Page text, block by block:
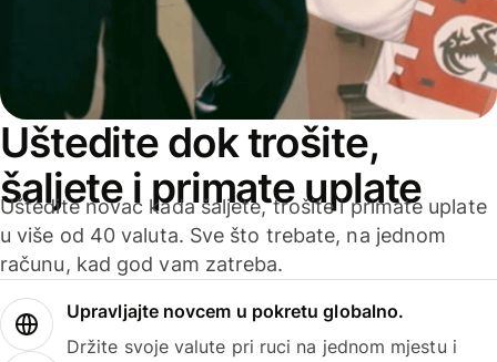
Uštedite dok trošite,
šaljete i primate uplate
Uštedite novac kada šaljete, trošite i primate uplate
u više od 40 valuta. Sve što trebate, na jednom
računu, kad god vam zatreba.
Upravljajte novcem u pokretu globalno.
Držite svoje valute pri ruci na jednom mjestu i